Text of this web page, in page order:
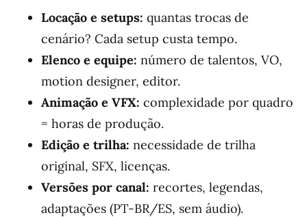
Locação e setups: quantas trocas de
cenário? Cada setup custa tempo.
Elenco e equipe: número de talentos, VO,
motion designer, editor.
Animação e VFX: complexidade por quadro
= horas de produção.
Edição e trilha: necessidade de trilha
original, SFX, licenças.
Versões por canal: recortes, legendas,
adaptações (PT-BR/ES, sem áudio).